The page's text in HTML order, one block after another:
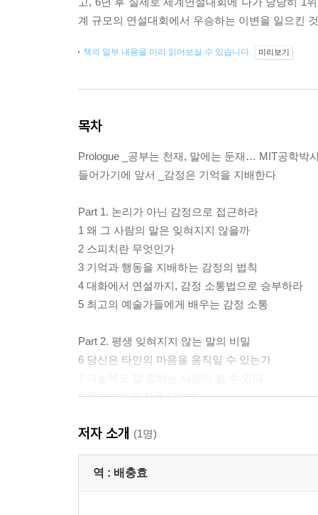
계 규모의 연설대회에서 우승하는 이변을 일으킨
책의 일부 내용을 미리 읽어보실 수 있습니다. 미리보기
목차
Prologue _공부는 천재, 말에는 둔재… MIT공학박
들어가기에 앞서 _감정은 기억을 지배한다
Part 1. 논리가 아닌 감정으로 접근하라
1 왜 그 사람의 말은 잊혀지지 않을까
2 스피치란 무엇인가
3 기억과 행동을 지배하는 감정의 법칙
4 대화에서 연설까지, 감정 소통법으로 승부하라
5 최고의 예술가들에게 배우는 감정 소통
Part 2. 평생 잊혀지지 않는 말의 비밀
6 당신은 타인의 마음을 움직일 수 있는가
8 목소리에 표정을 담아라
10 뻔하지 않은 스토리텔링의 기술
11 지금까지의 파워포인트 프레젠테이션은 잊어라
12 성격과 문화에 따라 말하기도 달라져야 한다
저자 소개 (1명)
역 : 배충효